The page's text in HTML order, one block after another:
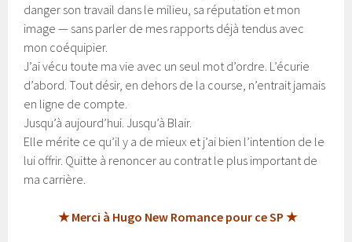
danger son travail dans le milieu, sa réputation et mon
image — sans parler de mes rapports déjà tendus avec
mon coéquipier.
J’ai vécu toute ma vie avec un seul mot d’ordre. L’écurie
d’abord. Tout désir, en dehors de la course, n’entrait jamais
en ligne de compte.
Jusqu’à aujourd’hui. Jusqu’à Blair.
Elle mérite ce qu’il y a de mieux et j’ai bien l’intention de le
lui offrir. Quitte à renoncer au contrat le plus important de
ma carrière.
★ Merci à Hugo New Romance pour ce SP ★